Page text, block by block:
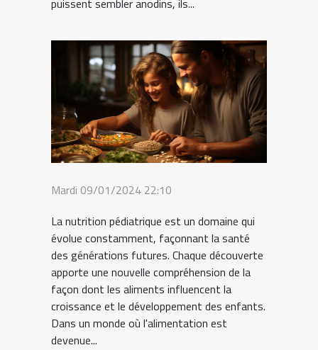
Mardi 09/01/2024 22:10
La nutrition pédiatrique est un domaine qui
évolue constamment, façonnant la santé
des générations futures. Chaque découverte
apporte une nouvelle compréhension de la
façon dont les aliments influencent la
croissance et le développement des enfants.
Dans un monde où l'alimentation est
devenue...